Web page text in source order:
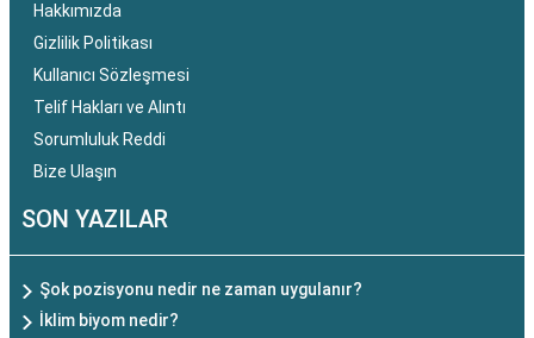
Hakkımızda
Gizlilik Politikası
Kullanıcı Sözleşmesi
Telif Hakları ve Alıntı
Sorumluluk Reddi
Bize Ulaşın
SON YAZILAR
Şok pozisyonu nedir ne zaman uygulanır?
İklim biyom nedir?